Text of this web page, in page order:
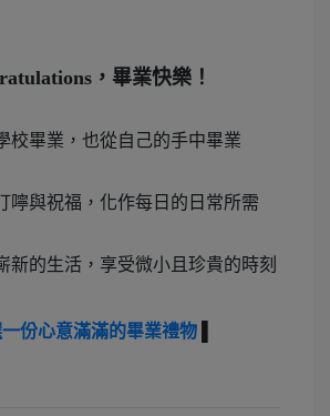
，畢業快樂！
校畢業，也從自己的手中畢業
嚀與祝福，化作每日的日常所需
新的生活，享受微小且珍貴的時刻
份心意滿滿的畢業禮物